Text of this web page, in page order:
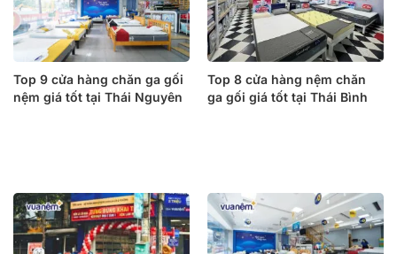
Top 9 cửa hàng chăn ga gối
nệm giá tốt tại Thái Nguyên
Top 8 cửa hàng nệm chăn
ga gối giá tốt tại Thái Bình